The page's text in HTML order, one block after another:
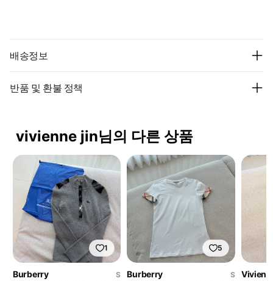
배송정보
반품 및 환불 정책
vivienne jin님의 다른 상품
1
Burberry
S
5
Burberry
S